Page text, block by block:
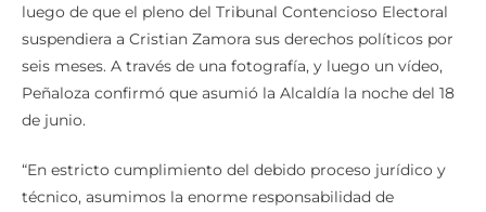
luego de que el pleno del Tribunal Contencioso Electoral
suspendiera a Cristian Zamora sus derechos políticos por
seis meses. A través de una fotografía, y luego un vídeo,
Peñaloza confirmó que asumió la Alcaldía la noche del 18
de junio.
“En estricto cumplimiento del debido proceso jurídico y
técnico, asumimos la enorme responsabilidad de